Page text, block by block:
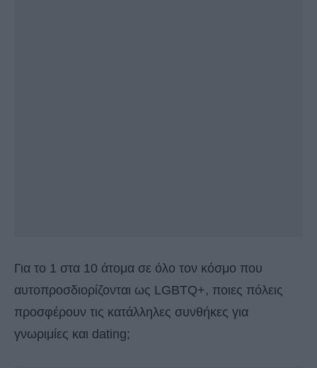
Για το 1 στα 10 άτομα σε όλο τον κόσμο που
αυτοπροσδιορίζονται ως LGBTQ+, ποιες πόλεις
προσφέρουν τις κατάλληλες συνθήκες για
γνωριμίες και dating;